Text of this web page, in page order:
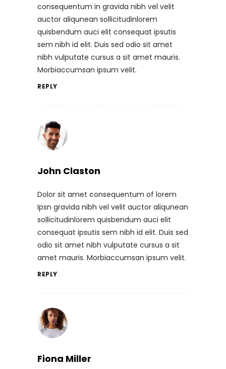
consequentum in gravida nibh vel velit
auctor aliqunean sollicitudinlorem
quisbendum auci elit consequat ipsutis
sem nibh id elit. Duis sed odio sit amet
nibh vulputate cursus a sit amet mauris.
Morbiaccumsan ipsum velit.
REPLY
John Claston
Dolor sit amet consequentum of lorem
Ipsn gravida nibh vel velit auctor aliqunean
sollicitudinlorem quisbendum auci elit
consequat ipsutis sem nibh id elit. Duis sed
odio sit amet nibh vulputate cursus a sit
amet mauris. Morbiaccumsan ipsum velit.
REPLY
Fiona Miller